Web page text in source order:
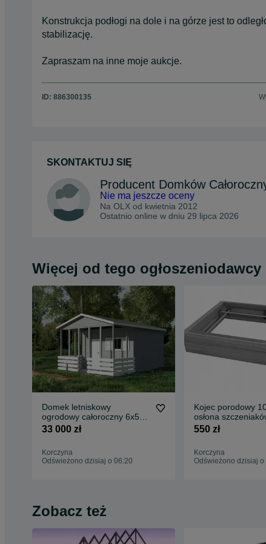
Konstrukcja podłogi na dole i na górze jest to
stabilizację.
Zapraszam na inne moje aukcje.
ID: 886300135
SKONTAKTUJ SIĘ
Producent Domków
Nie ma jeszcze oceny
Na OLX od kwietnia 2012
Ostatnio online w dniu 29 lipca 2026
Więcej od tego ogłoszeniodawcy
Domek letniskowy
ogrodowy całoroczny 6x5
15mm
33 000 zł
Korczyna
Odświeżono dzisiaj o 06:20
Kojec porodowy
osłona
550 zł
Korczyna
Odświeżono dzisiaj o
Zobacz też